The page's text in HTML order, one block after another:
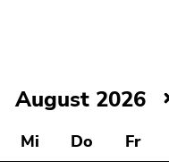
August 2026
Mi Do Fr